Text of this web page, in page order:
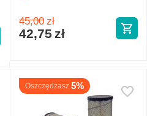
45,00 zł
42,75 zł
Oszczędzasz 5%